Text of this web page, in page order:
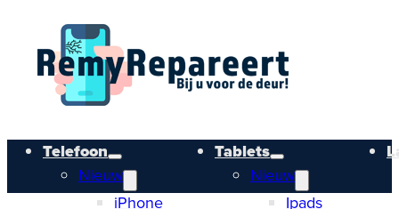
Telefoon
Nieuw
iPhone
Tablets
Nieuw
Ipads